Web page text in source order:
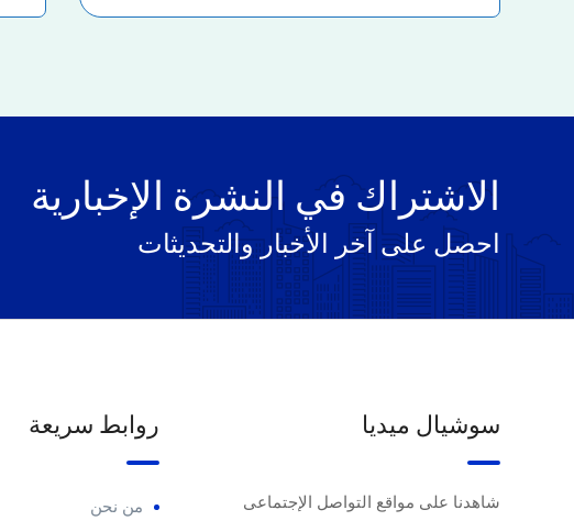
الاشتراك في النشرة الإخبارية
احصل على آخر الأخبار والتحديثات
سوشيال ميديا
شاهدنا على مواقع التواصل الإجتماعى
روابط سريعة
من نحن